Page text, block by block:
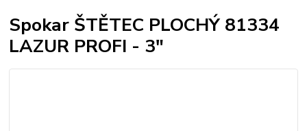
Spokar ŠTĚTEC PLOCHÝ 81334
LAZUR PROFI - 3"